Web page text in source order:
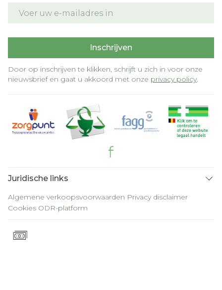
Inschrijven
Door op inschrijven te klikken, schrijft u zich in voor onze
nieuwsbrief en gaat u akkoord met onze privacy policy.
Juridische links
Algemene verkoopsvoorwaarden Privacy disclaimer
Cookies ODR-platform